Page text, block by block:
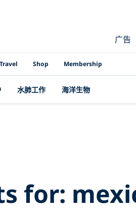
广告
Travel Shop Membership
水肺工作 海洋生物
for: